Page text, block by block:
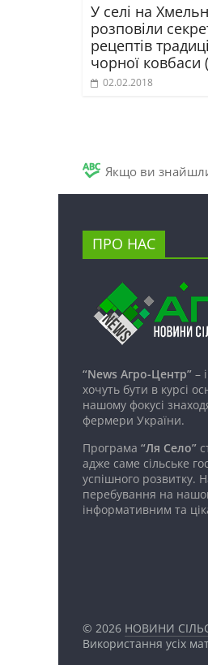
У селі на
розповіли
рецептів
чорної ковбаси
02.02.2018
Якщо ви знайшли
ПРО НАС
“News Агро-Центр” –
хочуть бути в курсі
нашому фокусі
фермери України.
Програма “Ля Село”
адже саме сільське
успішного розвитку.
перебування на
інформативним та
© 2026 НОВИНИ
Використання усіх